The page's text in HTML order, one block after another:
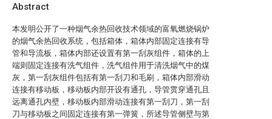
Abstract
本发明公开了一种烟气余热回收技术领域的富氧燃烧锅炉
的烟气余热回收系统，包括箱体，箱体内部固定连接有导
管和导流板，箱体内部还设置有第一刮灰组件，箱体的上
端则固定连接有洗气组件，洗气组件用于清洗烟气中的煤
灰，第一刮灰组件包括有第一刮刀和毛刷，箱体内部滑动
连接有移动板，移动板内部开设有通孔，导管贯穿通孔且
远离通孔内壁，移动板内部滑动连接有第一刮刀，第一刮
刀与移动板之间固定连接有第一弹簧，所述导管侧壁与第